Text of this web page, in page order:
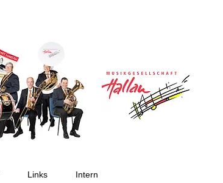
Links Intern